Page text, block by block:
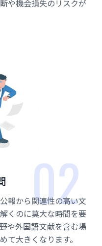
や機会損失のリスクが
02
報から関連性の高い文
くのに莫大な時間を要
や外国語文献を含む場
て大きくなります。